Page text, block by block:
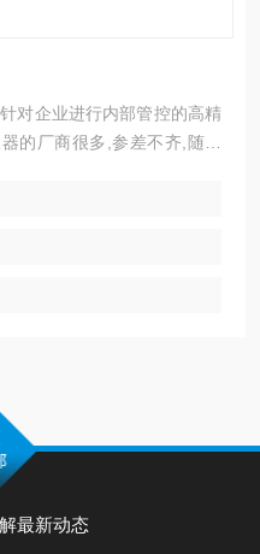
对企业进行内部管控的高精
的厂商很多,参差不齐,随着
推出RoHS仪器出租租赁服
最新动态